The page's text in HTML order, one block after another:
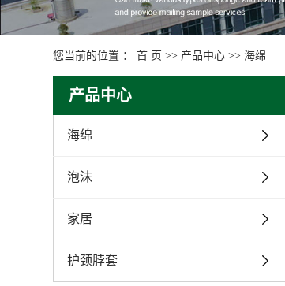
您当前的位置 ：首 页 >> 产品中心 >>海绵
产品中心
海绵
泡沫
家居
护颈脖套